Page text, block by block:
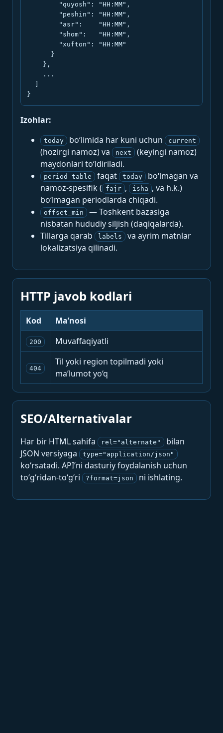
        "quyosh": "HH:MM",
        "peshin": "HH:MM",
        "asr":    "HH:MM",
        "shom":   "HH:MM",
        "xufton": "HH:MM"
      }
    },
    ...
}
Izohlar:
today bo‘limida har kuni uchun current
(hozirgi namoz) va next
(keyingi namoz)
maydonlari to‘ldiriladi.
period_table faqat today
bo‘lmagan va
namoz-spesifik ( fajr , isha , va h.k.)
bo‘lmagan periodlarda chiqadi.
offset_min
— Toshkent bazasiga
nisbatan hududiy siljish (daqiqalarda).
Tillarga qarab
labels
va ayrim matnlar
lokalizatsiya qilinadi.
HTTP javob kodlari
Kod Ma’nosi
200 Muvaffaqiyatli
404
Til yoki region topilmadi yoki
ma’lumot yo‘q
SEO/Alternativalar
Har bir HTML sahifa rel="alternate"
bilan
JSON versiyaga
type="application/json"
ko‘rsatadi. API’ni dasturiy foydalanish uchun
to‘g‘ridan-to‘g‘ri
?format=json ni ishlating.